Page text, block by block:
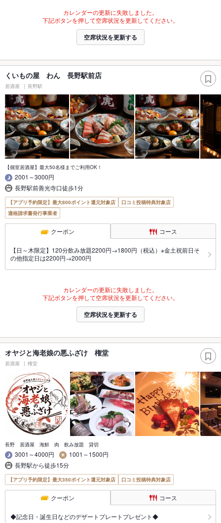
カレンダーの更新に失敗しました。
下記ボタンを押して空席状況を更新してください。
空席状況を更新する
くいもの屋 わん 長野駅前店
居酒屋 長野駅
【個室居酒屋】最大50名様までご利用OK！
2001～3000円
長野駅前善光寺口徒歩1分
【アプリ予約限定】最大800ポイント還元対象店
口コミ投稿特典対象店
適格請求書発行事業者
クーポン コース
【日～木限定】120分飲み放題2200円→1800円（税込）※金土祝前日そ
の他指定日は2200円→2000円
カレンダーの更新に失敗しました。
下記ボタンを押して空席状況を更新してください。
空席状況を更新する
オヤジと海老娘の悪ふざけ 権堂
居酒屋 権堂
長野 居酒屋 海鮮 肉 飲み放題 貸切
3001～4000円
1001～1500円
長野駅から徒歩15分
【アプリ予約限定】最大350ポイント還元対象店 口コミ投稿特典対象店
クーポン コース
◆記念日・誕生日などのデザートプレートプレゼント◆